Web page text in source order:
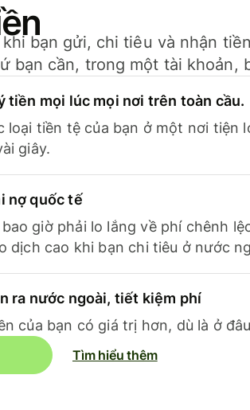
bạn gửi, chi tiêu và nhận
bạn cần, trong một tài khoản,
tiền mọi lúc mọi nơi trên toàn cầu.
loại tiền tệ của bạn ở một nơi tiện
giây.
nợ quốc tế
giờ phải lo lắng về phí chênh
dịch cao khi bạn chi tiêu ở nước
ra nước ngoài, tiết kiệm phí
của bạn có giá trị hơn, dù là ở
Tìm hiểu thêm